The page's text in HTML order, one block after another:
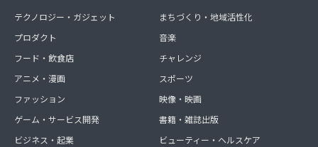
テクノロジー・ガジェット
プロダクト
フード・飲食店
アニメ・漫画
ファッション
ゲーム・サービス開発
ビジネス・起業
まちづくり・地域活性化
音楽
チャレンジ
スポーツ
映像・映画
書籍・雑誌出版
ビューティー・ヘルスケア